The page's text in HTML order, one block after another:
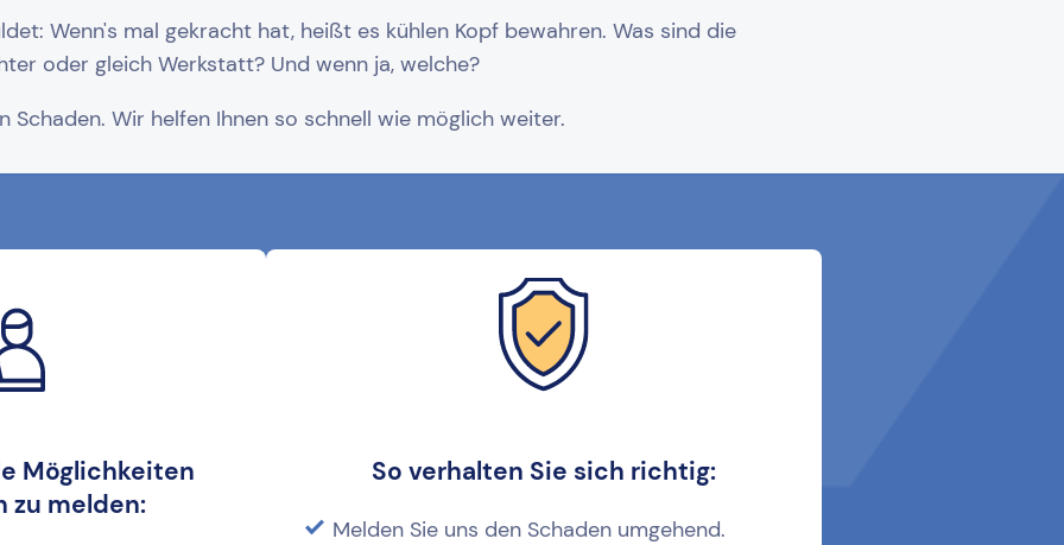
Wenn's mal gekracht hat, heißt es kühlen Kopf bewahren. Was sind die
oder gleich Werkstatt? Und wenn ja, welche?
Schaden. Wir helfen Ihnen so schnell wie möglich weiter.
Möglichkeiten
zu melden:
So verhalten Sie sich richtig:
Melden Sie uns den Schaden umgehend.